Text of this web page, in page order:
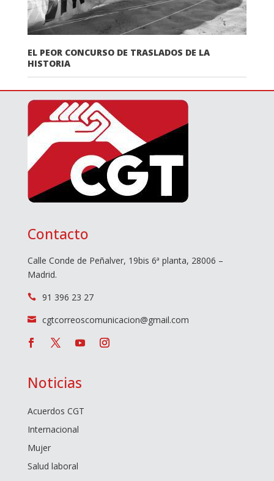
EL PEOR CONCURSO DE TRASLADOS DE LA
HISTORIA
Contacto
Calle Conde de Peñalver, 19bis 6ª planta, 28006 –
Madrid.
 91 396 23 27
 cgtcorreoscomunicacion@gmail.com
Noticias
Acuerdos CGT
Internacional
Mujer
Salud laboral